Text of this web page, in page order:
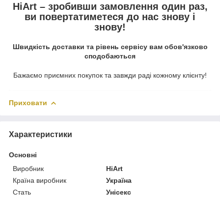
HiArt – зробивши замовлення один раз,
ви повертатиметеся до нас знову і
знову!
Швидкість доставки та рівень сервісу вам обов'язково
сподобаються
Бажаємо приємних покупок та завжди раді кожному клієнту!
Приховати
Характеристики
Основні
Виробник
HiArt
Країна виробник
Україна
Стать
Унісекс